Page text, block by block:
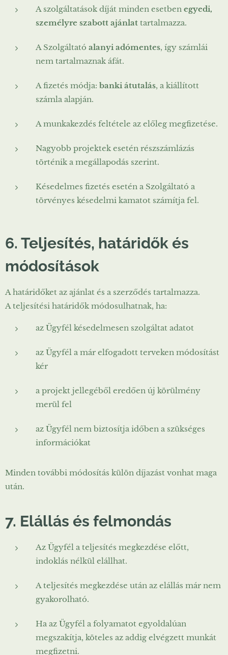
A szolgáltatások díját minden esetben egyedi,
személyre szabott ajánlat tartalmazza.
A Szolgáltató alanyi adómentes, így számlái
nem tartalmaznak áfát.
A fizetés módja: banki átutalás, a kiállított
számla alapján.
A munkakezdés feltétele az előleg megfizetése.
Nagyobb projektek esetén részszámlázás
történik a megállapodás szerint.
Késedelmes fizetés esetén a Szolgáltató a
törvényes késedelmi kamatot számítja fel.
6. Teljesítés, határidők és
módosítások
A határidőket az ajánlat és a szerződés tartalmazza.
A teljesítési határidők módosulhatnak, ha:
az Ügyfél késedelmesen szolgáltat adatot
az Ügyfél a már elfogadott terveken módosítást
kér
a projekt jellegéből eredően új körülmény
merül fel
az Ügyfél nem biztosítja időben a szükséges
információkat
Minden további módosítás külön díjazást vonhat maga
után.
7. Elállás és felmondás
Az Ügyfél a teljesítés megkezdése előtt,
indoklás nélkül elállhat.
A teljesítés megkezdése után az elállás már nem
gyakorolható.
Ha az Ügyfél a folyamatot egyoldalúan
megszakítja, köteles az addig elvégzett munkát
megfizetni.